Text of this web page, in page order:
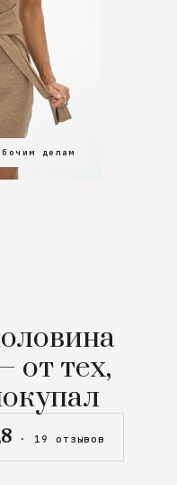
делам
вечер
от тех,
· 19 отзывов